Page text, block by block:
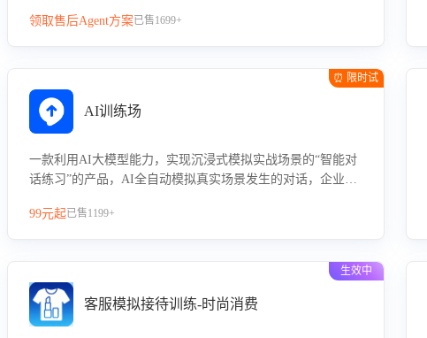
领取售后Agent方案已售1699+
⏰ 限时试
AI训练场
一款利用AI大模型能力，实现沉浸式模拟实战场景的“智能对
话练习”的产品，AI全自动模拟真实场景发生的对话，企业可
力。
99元起已售1199+
生效中
客服模拟接待训练-时尚消费